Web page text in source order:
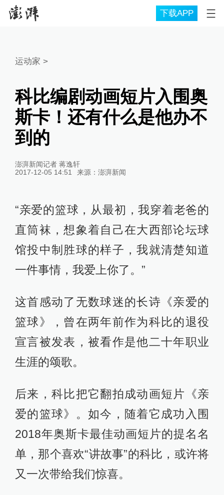
下载APP
运动家 >
科比编剧动画短片入围奥
斯卡！还有什么是他办不
到的
澎湃新闻记者 蒋逸轩
2017-12-05 14:51
来源： 澎湃新闻
“亲爱的篮球，从最初，我穿着老爸的
直筒袜，想象着自己在大西部论坛球
馆投中制胜球的样子，我就清楚知道
一件事情，我爱上你了。”
这首感动了无数球迷的长诗《亲爱的
篮球》，曾在两年前作为科比的退役
宣言被发表，被看作是他二十年职业
生涯的颂歌。
后来，科比把它翻拍成动画短片《亲
爱的篮球》。如今，随着它成功入围
2018年奥斯卡最佳动画短片的提名名
单，那个喜欢“讲故事”的科比，或许将
又一次带给我们惊喜。